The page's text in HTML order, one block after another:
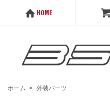
HOME
ホーム > 外装パーツ